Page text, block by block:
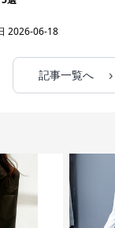
2026-06-18
記事一覧へ ›